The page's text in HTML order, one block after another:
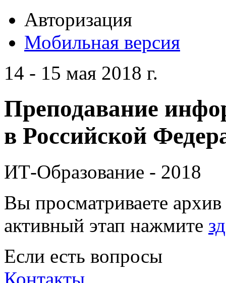
Авторизация
Мобильная версия
14 - 15 мая 2018 г.
Преподавание
в Российской
ИТ-Образование - 2018
Вы просматриваете
активный этап нажмите
Если есть вопросы
Контакты